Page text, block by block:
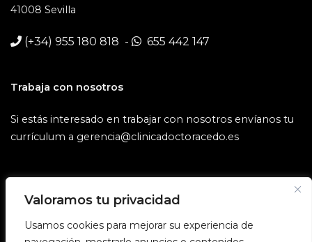
Valoramos tu privacidad
Usamos cookies para mejorar su experiencia de
41008 Sevilla
(+34) 955 180 818 - 655 442 147
Trabaja con nosotros
Si estás interesado en trabajar con nosotros envíanos tu
currículum a gerencia@clinicadoctoracedo.es